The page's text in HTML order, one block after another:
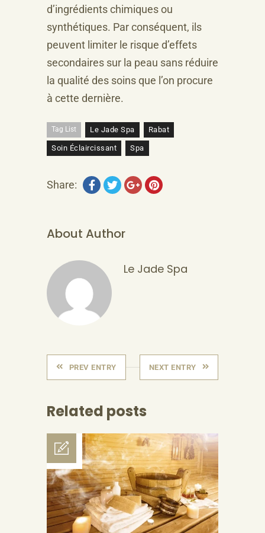
d’ingrédients chimiques ou
synthétiques. Par conséquent, ils
peuvent limiter le risque d’effets
secondaires sur la peau sans réduire
la qualité des soins que l’on procure
à cette dernière.
Tag List Le Jade Spa Rabat
Soin Éclaircissant Spa
Share:
About Author
Le Jade Spa
PREV ENTRY NEXT ENTRY
Related posts